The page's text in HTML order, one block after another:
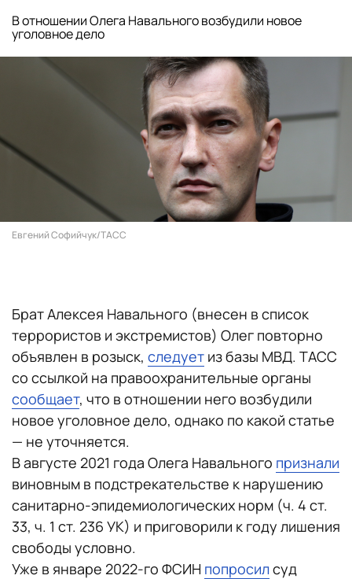
В отношении Олега Навального возбудили новое
уголовное дело
Евгений Софийчук/ТАСС
Брат Алексея Навального (внесен в список
террористов и экстремистов) Олег повторно
объявлен в розыск, следует из базы МВД. ТАСС
со ссылкой на правоохранительные органы
сообщает, что в отношении него возбудили
новое уголовное дело, однако по какой статье
— не уточняется.
В августе 2021 года Олега Навального признали
виновным в подстрекательстве к нарушению
санитарно-эпидемиологических норм (ч. 4 ст.
33, ч. 1 ст. 236 УК) и приговорили к году лишения
свободы условно.
Уже в январе 2022-го ФСИН попросилсуд